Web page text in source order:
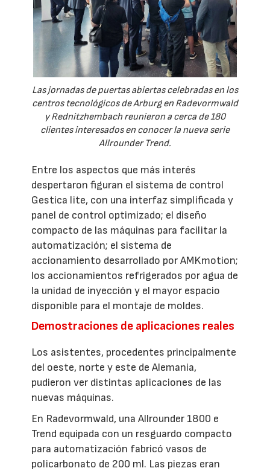
Las jornadas de puertas abiertas celebradas en los
centros tecnológicos de Arburg en Radevormwald
y Rednitzhembach reunieron a cerca de 180
clientes interesados en conocer la nueva serie
Allrounder Trend.
Entre los aspectos que más interés
despertaron figuran el sistema de control
Gestica lite, con una interfaz simplificada y
panel de control optimizado; el diseño
compacto de las máquinas para facilitar la
automatización; el sistema de
accionamiento desarrollado por AMKmotion;
los accionamientos refrigerados por agua de
la unidad de inyección y el mayor espacio
disponible para el montaje de moldes.
Demostraciones de aplicaciones reales
Los asistentes, procedentes principalmente
del oeste, norte y este de Alemania,
pudieron ver distintas aplicaciones de las
nuevas máquinas.
En Radevormwald, una Allrounder 1800 e
Trend equipada con un resguardo compacto
para automatización fabricó vasos de
policarbonato de 200 ml. Las piezas eran